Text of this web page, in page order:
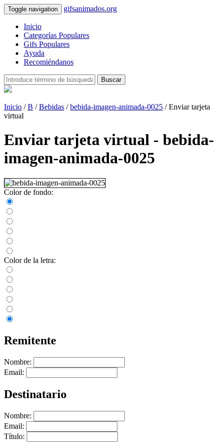
Toggle navigation gifsanimados.org
Inicio
Categorías Populares
Gifs Populares
Ayuda
Recomiéndanos
Buscar
Inicio /B /Bebidas /bebida-imagen-animada-0025 / Enviar tarjeta
virtual
Enviar tarjeta virtual - bebida-
imagen-animada-0025
Color de fondo:
Color de la letra:
Remitente
Nombre:
Email:
Destinatario
Nombre:
Email:
Título: